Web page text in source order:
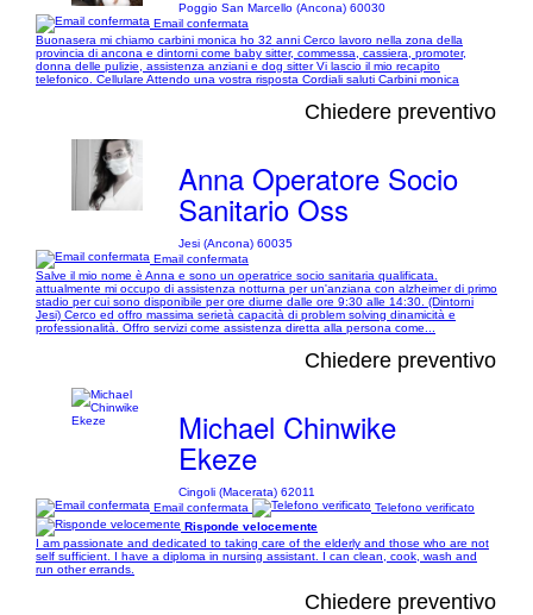
Poggio San Marcello (Ancona) 60030
Email confermata
Buonasera mi chiamo carbini monica ho 32 anni Cerco lavoro nella zona della
provincia di ancona e dintorni come baby sitter, commessa, cassiera, promoter,
donna delle pulizie, assistenza anziani e dog sitter Vi lascio il mio recapito
telefonico. Cellulare Attendo una vostra risposta Cordiali saluti Carbini monica
Chiedere preventivo
Anna Operatore Socio
Sanitario Oss
Jesi (Ancona) 60035
Email confermata
Salve il mio nome è Anna e sono un operatrice socio sanitaria qualificata.
attualmente mi occupo di assistenza notturna per un'anziana con alzheimer di primo
stadio per cui sono disponibile per ore diurne dalle ore 9:30 alle 14:30. (Dintorni
Jesi) Cerco ed offro massima serietà capacità di problem solving dinamicità e
professionalità. Offro servizi come assistenza diretta alla persona come...
Chiedere preventivo
Michael Chinwike
Ekeze
Cingoli (Macerata) 62011
Email confermata
Telefono verificato
Risponde velocemente
I am passionate and dedicated to taking care of the elderly and those who are not
self sufficient. I have a diploma in nursing assistant. I can clean, cook, wash and
run other errands.
Chiedere preventivo